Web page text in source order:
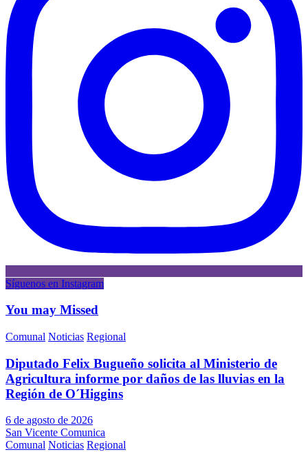
Síguenos en Instagram
You may Missed
Comunal Noticias Regional
Diputado Felix Bugueño solicita al Ministerio de
Agricultura informe por daños de las lluvias en la
Región de O´Higgins
6 de agosto de 2026
San Vicente Comunica
Comunal Noticias Regional